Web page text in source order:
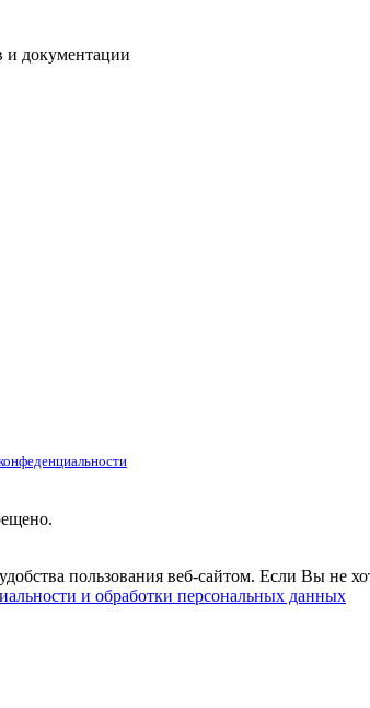
и документации
пользования веб-сайтом. Если Вы не
и обработки персональных данных